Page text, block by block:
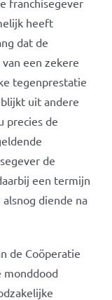
franchisegever
heeft
dat de
een zekere
tegenprestatie
uit andere
precies de
de
een termijn
diende na
de Coöperatie
monddood